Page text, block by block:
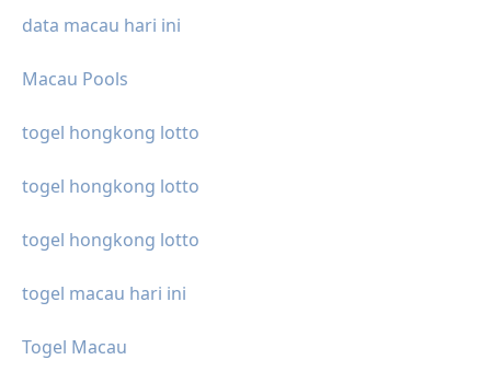
data macau hari ini
Macau Pools
togel hongkong lotto
togel hongkong lotto
togel hongkong lotto
togel macau hari ini
Togel Macau